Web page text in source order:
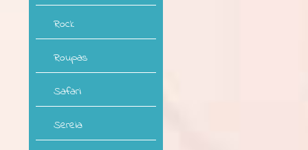
Rock
Roupas
Safari
Sereia